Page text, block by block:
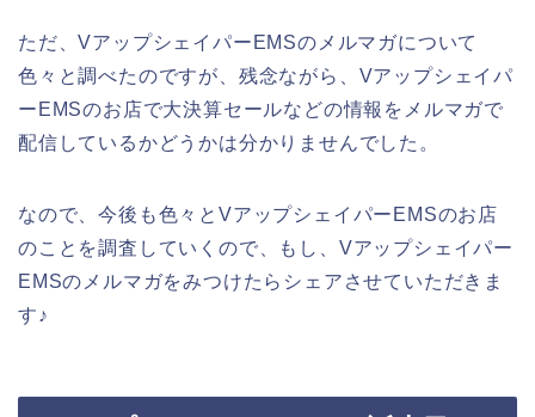
ただ、VアップシェイパーEMSのメルマガについて
色々と調べたのですが、残念ながら、Vアップシェイパ
ーEMSのお店で大決算セールなどの情報をメルマガで
配信しているかどうかは分かりませんでした。
なので、今後も色々とVアップシェイパーEMSのお店
のことを調査していくので、もし、Vアップシェイパー
EMSのメルマガをみつけたらシェアさせていただきま
す♪